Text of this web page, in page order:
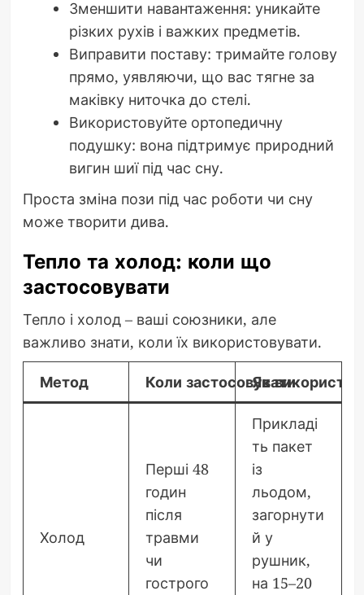
Зменшити навантаження: уникайте
різких рухів і важких предметів.
Виправити поставу: тримайте голову
прямо, уявляючи, що вас тягне за
маківку ниточка до стелі.
Використовуйте ортопедичну
подушку: вона підтримує природний
вигин шиї під час сну.
Проста зміна пози під час роботи чи сну
може творити дива.
Тепло та холод: коли що
застосовувати
Тепло і холод – ваші союзники, але
важливо знати, коли їх використовувати.
Метод Коли застосовувати
Як
Холод
Перші 48
годин
після
травми
чи
гострого
Прикладі
ть пакет
із
льодом,
загорнути
й у
рушник,
на 15–20